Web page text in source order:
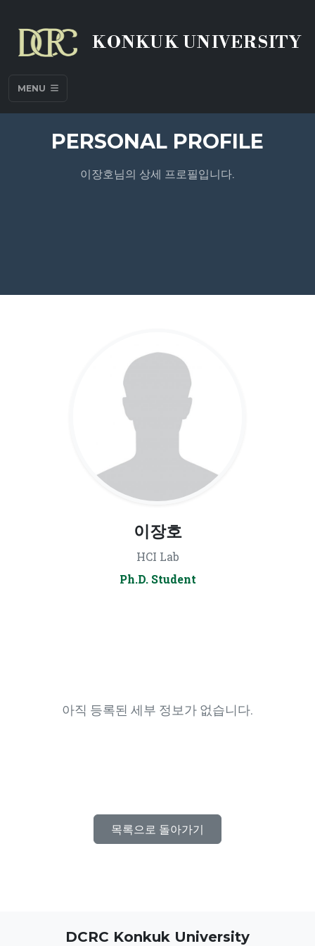
KONKUK UNIVERSITY
MENU
PERSONAL PROFILE
이장호님의 상세 프로필입니다.
이장호
HCI Lab
Ph.D. Student
아직 등록된 세부 정보가 없습니다.
목록으로 돌아가기
DCRC Konkuk University